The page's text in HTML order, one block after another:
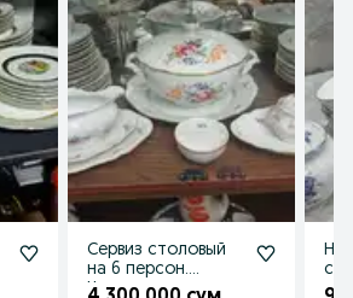
Сервиз столовый
на 6 персон.
Чехословакия.